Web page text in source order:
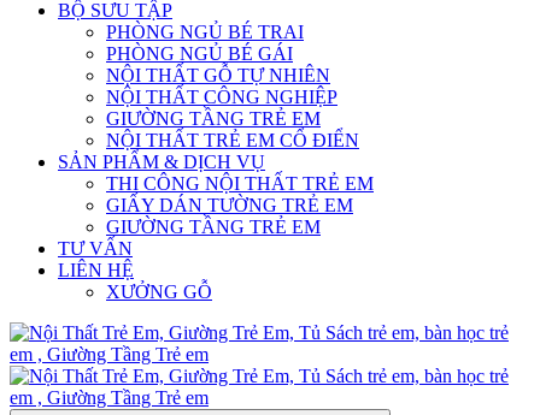
BỘ SƯU TẬP
PHÒNG NGỦ BÉ TRAI
PHÒNG NGỦ BÉ GÁI
NỘI THẤT GỖ TỰ NHIÊN
NỘI THẤT CÔNG NGHIỆP
GIƯỜNG TẦNG TRẺ EM
NỘI THẤT TRẺ EM CỔ ĐIỂN
SẢN PHẨM & DỊCH VỤ
THI CÔNG NỘI THẤT TRẺ EM
GIẤY DÁN TƯỜNG TRẺ EM
GIƯỜNG TẦNG TRẺ EM
TƯ VẤN
LIÊN HỆ
XƯỞNG GỖ